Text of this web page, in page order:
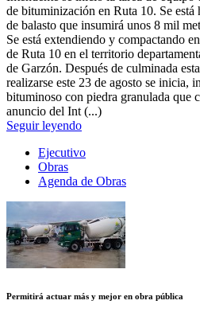
de bituminización en Ruta 10. Se está
de balasto que insumirá unos 8 mil
Se está extendiendo y compactando
de Ruta 10 en el territorio
de Garzón. Después de culminada
realizarse este 23 de agosto se inicia,
bituminoso con piedra granulada que
anuncio del Int (...)
Seguir leyendo
Ejecutivo
Obras
Agenda de Obras
Permitirá actuar más y mejor en obra pública